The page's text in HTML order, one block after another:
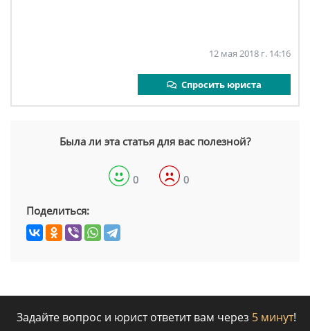
12 мая 2018 г. 14:16
Спросить юриста
Была ли эта статья для вас полезной?
0 0
Поделиться:
Задайте вопрос и юрист ответит вам через 5 минут!